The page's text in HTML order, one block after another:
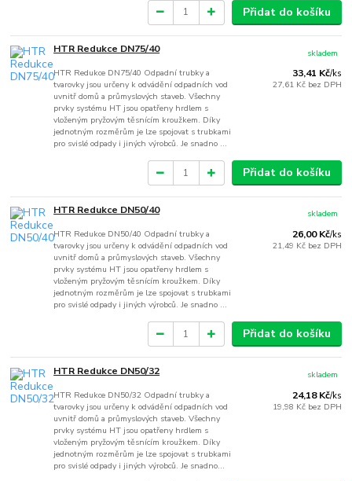
Přidat do košíku
HTR Redukce DN75/40
HTR Redukce DN75/40 Odpadní trubky a
tvarovky jsou určeny k odvádění odpadních vod
uvnitř domů a průmyslových staveb. Všechny
prvky systému HT jsou opatřeny hrdlem s
vloženým pryžovým těsnícím kroužkem. Díky
jednotným rozměrům je lze spojovat s trubkami
pro svislé odpady i jiných výrobců. Je snadno ...
33,41 Kč/ks
27,61 Kč bez DPH
skladem
Přidat do košíku
HTR Redukce DN50/40
HTR Redukce DN50/40 Odpadní trubky a
tvarovky jsou určeny k odvádění odpadních vod
uvnitř domů a průmyslových staveb. Všechny
prvky systému HT jsou opatřeny hrdlem s
vloženým pryžovým těsnícím kroužkem. Díky
jednotným rozměrům je lze spojovat s trubkami
pro svislé odpady i jiných výrobců. Je snadno ...
26,00 Kč/ks
21,49 Kč bez DPH
skladem
Přidat do košíku
HTR Redukce DN50/32
HTR Redukce DN50/32 Odpadní trubky a
tvarovky jsou určeny k odvádění odpadních vod
uvnitř domů a průmyslových staveb. Všechny
prvky systému HT jsou opatřeny hrdlem s
vloženým pryžovým těsnícím kroužkem. Díky
jednotným rozměrům je lze spojovat s trubkami
pro svislé odpady i jiných výrobců. Je snadno...
24,18 Kč/ks
19,98 Kč bez DPH
skladem